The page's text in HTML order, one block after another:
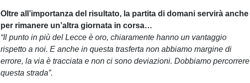
Oltre all’importanza del risultato, la partita di domani servirà anche
per rimanere un’altra giornata in corsa…
“Il punto in più del Lecce è oro, chiaramente hanno un vantaggio
rispetto a noi. E anche in questa trasferta non abbiamo margine di
errore, la via è tracciata e non ci sono deviazioni. Dobbiamo percorrere
questa strada”.